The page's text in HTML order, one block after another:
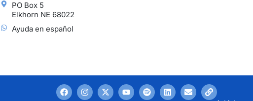
PO Box 5
Elkhorn NE 68022
Ayuda en español